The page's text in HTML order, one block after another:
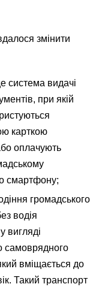
змінити
система видачі
при якій
карткою
оплачують
смартфону;
громадського
водія
вигляді
самоврядного
вміщається до
Такий транспорт